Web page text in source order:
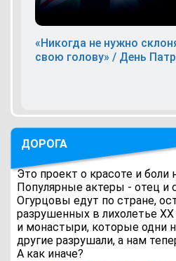
«Никогда не нужно
свою голову» / День
ДОРОГА
Это проект о красоте и боли
Популярные актеры - отец и
Огурцовы едут по стране,
разрушенных в лихолетье
и монастыри, которые одни
другие разрушали, а нам
А как иначе?